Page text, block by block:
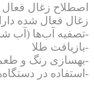
اصطلاح زغال
زغال فعال شده
-تصفیه آب‌ها (آب
-بازیافت طلا
-بهسازی رنگ و
-استفاده در